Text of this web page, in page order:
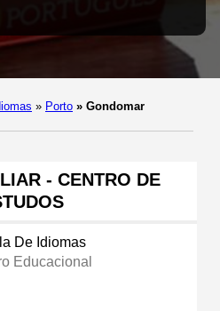
» Porto » Gondomar
- CENTRO DE
De Idiomas
Educacional